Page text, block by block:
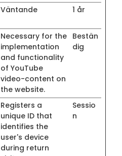
Väntande 1 år
Necessary for the
implementation
and functionality
of YouTube
video-content on
the website.
Bestän
dig
Registers a
unique ID that
identifies the
user's device
during return
Sessio
n